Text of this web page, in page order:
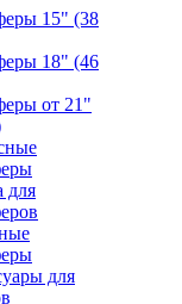
15" (38
18" (46
от 21"
для
для